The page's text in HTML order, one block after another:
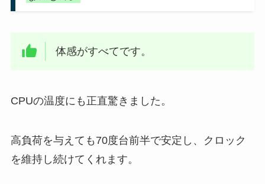
体感がすべてです。
CPUの温度にも正直驚きました。
高負荷を与えても70度台前半で安定し、クロック
を維持し続けてくれます。